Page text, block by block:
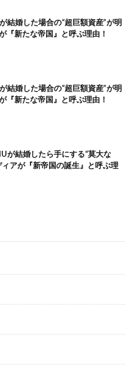
結婚した場合の“超巨額資産”が明
新たな帝国』と呼ぶ理由！
結婚した場合の“超巨額資産”が明
新たな帝国』と呼ぶ理由！
が結婚したら手にする“莫大な
アが『新帝国の誕生』と呼ぶ理